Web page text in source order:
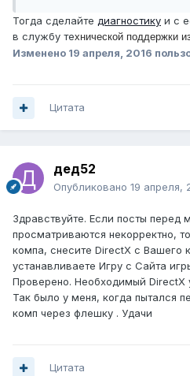
Тогда сделайте диагностику и с
в службу технической поддержки
Изменено 19 апреля, 2016
Цитата
дед52
Опубликовано 19 апреля,
Здравствуйте. Если посты перед
просматриваются некорректно,
компа, снесите DirectX с Вашего
устанавливаете Игру с Сайта
Проверено. Необходимый DirectX
Так было у меня, когда пытался
комп через флешку . Удачи
Цитата